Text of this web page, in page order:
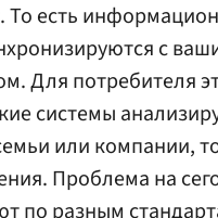
есть
с
Для потребителя
системы
или компании,
Проблема на
по разным